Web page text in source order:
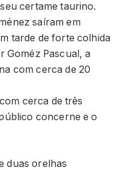
certame taurino.
saíram em
tarde de forte colhida
Goméz Pascual, a
com cerca de 20
cerca de três
concerne e o
duas orelhas